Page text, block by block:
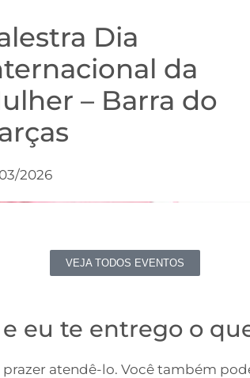
Dia
da
– Barra do
2026
VEJA TODOS EVENTOS
eu te entrego o
atendê-lo. Você também